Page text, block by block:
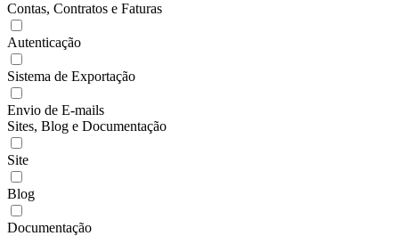
Contas, Contratos e Faturas
Autenticação
Sistema de Exportação
Envio de E-mails
Sites, Blog e Documentação
Site
Blog
Documentação